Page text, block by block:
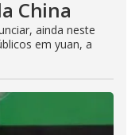
China
ainda neste
em yuan, a